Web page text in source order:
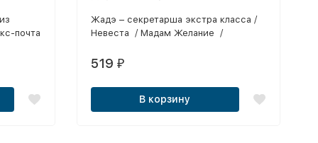
почта
/
Жадэ – секретарша экстра класса /
Невеста / Мадам Желание /
девушки / Две Сестры
519 ₽
В корзину